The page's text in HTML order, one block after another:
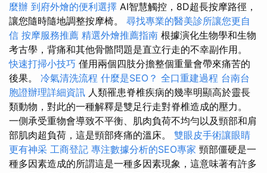
麼辦 到府外燴的便利選擇 AI智慧觸控，8D超長按摩路徑，
讓您隨時隨地調整按摩椅。 尋找專業的醫美診所讓您更自
信 按摩服務推薦 精選外燴推薦指南 根據演化生物學和生物
考古學，背痛和其他骨骼問題是直立行走的不幸副作用。
快速打掃小技巧 僅用兩個四肢分擔整個重量會帶來痛苦的
後果。 冷氣清洗流程 什麼是SEO？ 全口重建過程 台南台
胞證辦理詳細資訊 人類罹患脊椎疾病的幾率明顯高於靈長
類動物，對此的一種解釋是雙足行走對脊椎造成的壓力。
一側承受重物會導致不平衡、肌肉負荷不均勻以及頸部和肩
部肌肉超負荷，這是頸部疼痛的溫床。 雙眼皮手術讓眼睛
更有神采 工商登記 專注數據分析的SEO專家 頸部僵硬是一
種多因素造成的所謂這是一種多因素現象，這意味著有許多